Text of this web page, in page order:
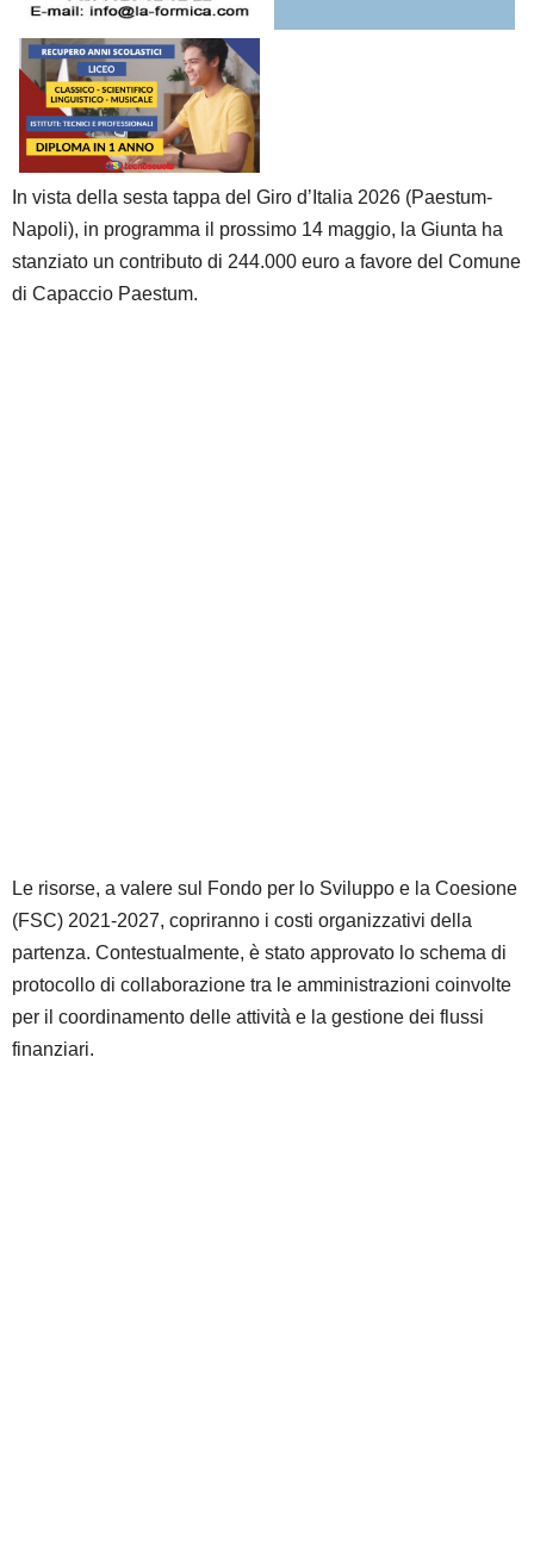
In vista della sesta tappa del Giro d’Italia 2026 (Paestum-
Napoli), in programma il prossimo 14 maggio, la Giunta ha
stanziato un contributo di 244.000 euro a favore del Comune
di Capaccio Paestum.
Le risorse, a valere sul Fondo per lo Sviluppo e la Coesione
(FSC) 2021-2027, copriranno i costi organizzativi della
partenza. Contestualmente, è stato approvato lo schema di
protocollo di collaborazione tra le amministrazioni coinvolte
per il coordinamento delle attività e la gestione dei flussi
finanziari.